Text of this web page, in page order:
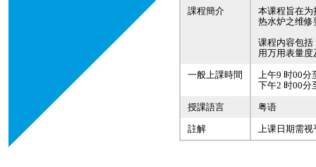
課程簡介
本课程旨在为
热水炉之维
课程内容包括
用万用表量
一般上課時間
上午9 时00分
下午2 时00分
授課語言 粤语
註解 上课日期需视